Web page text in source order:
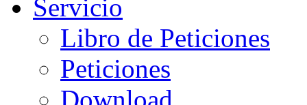
Servicio
Libro de Peticiones
Peticiones
Download